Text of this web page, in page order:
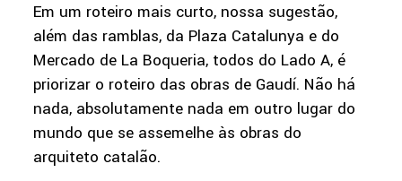
Em um roteiro mais curto, nossa sugestão,
além das ramblas, da Plaza Catalunya e do
Mercado de La Boqueria, todos do Lado A, é
priorizar o roteiro das obras de Gaudí. Não há
nada, absolutamente nada em outro lugar do
mundo que se assemelhe às obras do
arquiteto catalão.